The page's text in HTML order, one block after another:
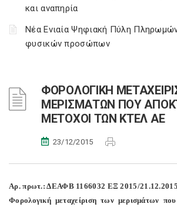
και αναπηρία
Νέα Ενιαία Ψηφιακή Πύλη
φυσικών προσώπων
ΦΟΡΟΛΟΓΙΚΗ
ΜΕΡΙΣΜΑΤΩΝ ΠΟΥ
ΜΕΤΟΧΟΙ ΤΩΝ ΚΤΕΛ ΑΕ
23/12/2015
Αρ. πρωτ.: ΔΕΑΦΒ 1166032 ΕΞ 2015/21.12.2015
Φορολογική μεταχείριση των μερισμάτων